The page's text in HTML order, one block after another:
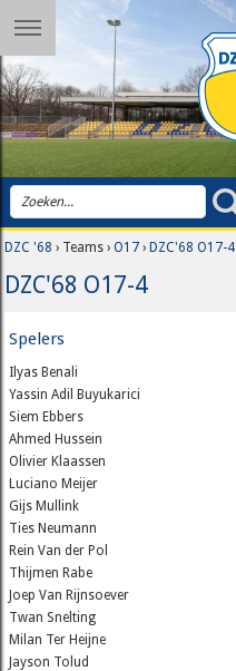
DZC '68 › Teams ›O17 ›DZC'68 O17-4
DZC'68 O17-4
Spelers
Ilyas Benali
Yassin Adil Buyukarici
Siem Ebbers
Ahmed Hussein
Olivier Klaassen
Luciano Meijer
Gijs Mullink
Ties Neumann
Rein Van der Pol
Thijmen Rabe
Joep Van Rijnsoever
Twan Snelting
Milan Ter Heijne
Jayson Tolud